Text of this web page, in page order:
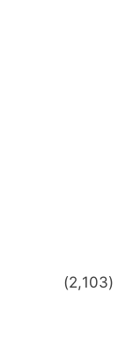
(2,103)